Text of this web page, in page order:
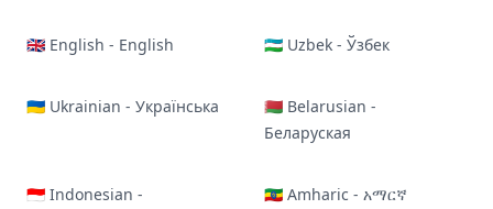
🇬🇧 English - English 🇺🇿 Uzbek - Ўзбек
🇺🇦 Ukrainian - Українська
🇧🇾 Belarusian -
Беларуская
🇮🇩 Indonesian -
🇪🇹 Amharic - አማርኛ